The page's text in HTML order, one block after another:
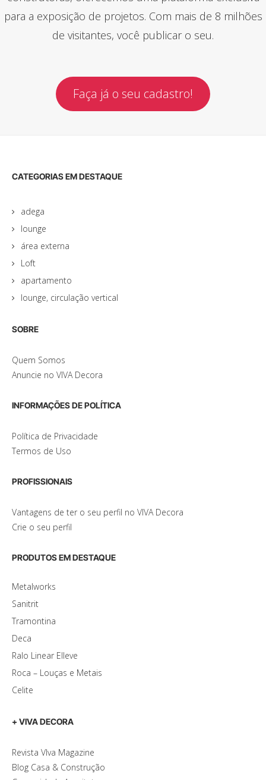
para a exposição de projetos. Com mais de 8 milhões
de visitantes, você publicar o seu.
Faça já o seu cadastro!
CATEGORIAS EM DESTAQUE
adega
lounge
área externa
Loft
apartamento
lounge, circulação vertical
SOBRE
Quem Somos
Anuncie no VIVA Decora
INFORMAÇÕES DE POLÍTICA
Política de Privacidade
Termos de Uso
PROFISSIONAIS
Vantagens de ter o seu perfil no VIVA Decora
Crie o seu perfil
PRODUTOS EM DESTAQUE
Metalworks
Sanitrit
Tramontina
Deca
Ralo Linear Elleve
Roca – Louças e Metais
Celite
+ VIVA DECORA
Revista VIva Magazine
Blog Casa & Construção